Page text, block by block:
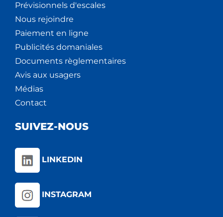
Prévisionnels d'escales
Nous rejoindre
Paiement en ligne
Publicités domaniales
Documents règlementaires
Avis aux usagers
Médias
Contact
SUIVEZ-NOUS
LINKEDIN
INSTAGRAM